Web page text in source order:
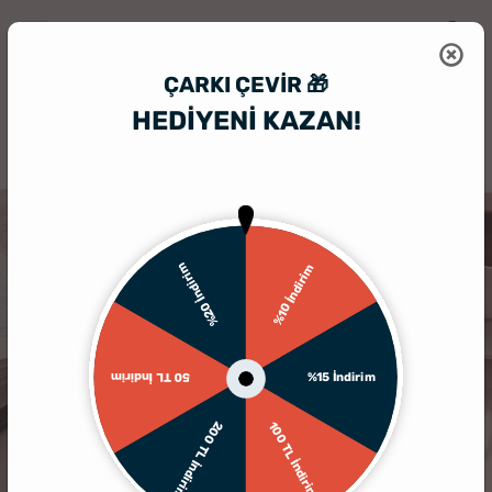
ÇARKI ÇEVIR 🎁
HEDİYENİ KAZAN!
%10 İndirim
%15 İndirim
100 TL İndirim
200 TL İndirim
50 TL İndirim
%20 İndirim